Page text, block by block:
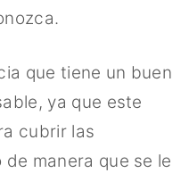
que tiene un buen
ya que este
cubrir las
manera que se le